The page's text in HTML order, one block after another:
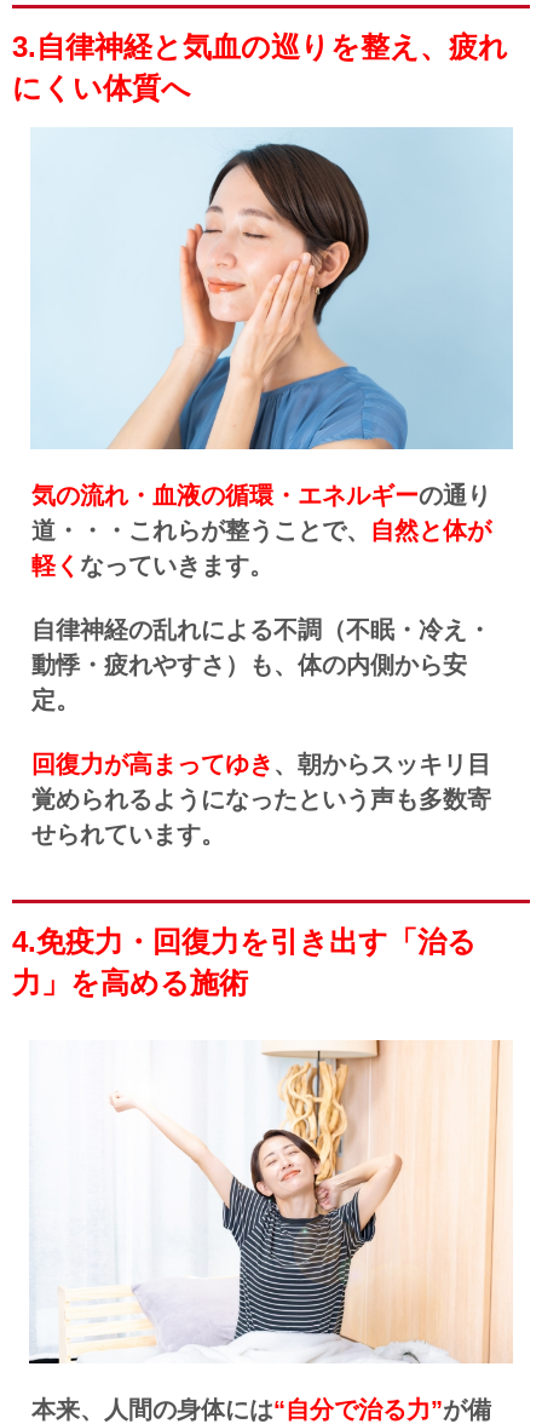
3.自律神経と気血の巡りを整え、疲れ
にくい体質へ
気の流れ・血液の循環・エネルギーの通り
道・・・これらが整うことで、 自然と体が
軽く なっていきます。
自律神経の乱れによる不調（不眠・冷え・
動悸・疲れやすさ）も、体の内側から安
定。
回復力が高まってゆき 、朝からスッキリ目
覚められるようになったという声も多数寄
せられています。
4.免疫力・回復力を引き出す「治る
力」を高める施術
本来、人間の身体には“自分で治る力”が備